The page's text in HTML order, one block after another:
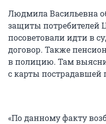
Людмила Васильевна
защиты потребителей
посоветовали идти в
договор. Также
в полицию. Там
с карты пострадавшей
«По данному факту